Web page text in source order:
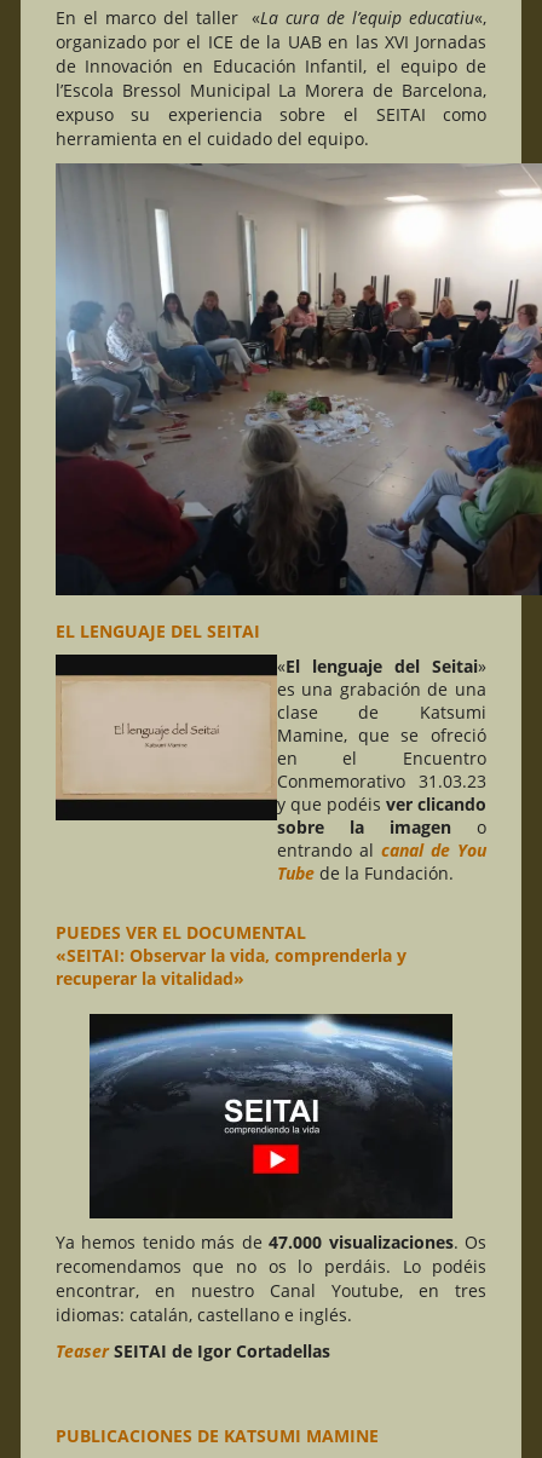
En el marco del taller «La cura de l’equip educatiu«,
organizado por el ICE de la UAB en las XVI Jornadas
de Innovación en Educación Infantil, el equipo de
l’Escola Bressol Municipal La Morera de Barcelona,
expuso su experiencia sobre el SEITAI como
herramienta en el cuidado del equipo.
EL LENGUAJE DEL SEITAI
«El lenguaje del Seitai»
es una grabación de una
clase de Katsumi
Mamine, que se ofreció
en el Encuentro
Conmemorativo 31.03.23
y que podéis ver clicando
sobre la imageno
entrando al canal de You
Tubede la Fundación.
PUEDES VER EL DOCUMENTAL
«SEITAI: Observar la vida, comprenderla y
recuperar la vitalidad»
Ya hemos tenido más de47.000 visualizaciones. Os
recomendamos que no os lo perdáis. Lo podéis
encontrar, en nuestro Canal Youtube, en tres
idiomas: catalán, castellano e inglés.
TeaserSEITAI de Igor Cortadellas
PUBLICACIONES DE KATSUMI MAMINE